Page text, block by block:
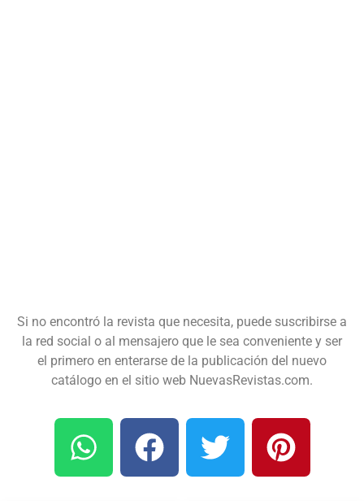
Si no encontró la revista que necesita, puede suscribirse a
la red social o al mensajero que le sea conveniente y ser
el primero en enterarse de la publicación del nuevo
catálogo en el sitio web NuevasRevistas.com.